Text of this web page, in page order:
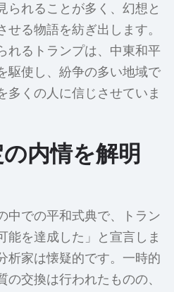
られることが多く、幻想と
る物語を紡ぎ出します。
れるトランプは、中東和平
駆使し、紛争の多い地域で
多くの人に信じさせていま
の内情を解明
中での平和式典で、トラン
能を達成した」と宣言しま
析家は懐疑的です。一時的
交換は行われたものの、